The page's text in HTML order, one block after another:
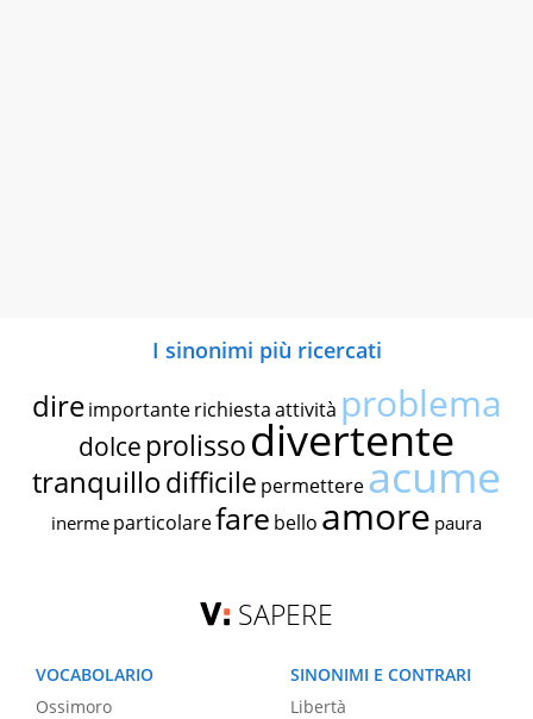
I sinonimi più ricercati
dire importante richiestaattività problema
dolce prolissodivertente
tranquillodifficile permettereacume
inerme particolarefare bello amore paura
SAPERE
VOCABOLARIO
Ossimoro
SINONIMI E CONTRARI
Libertà